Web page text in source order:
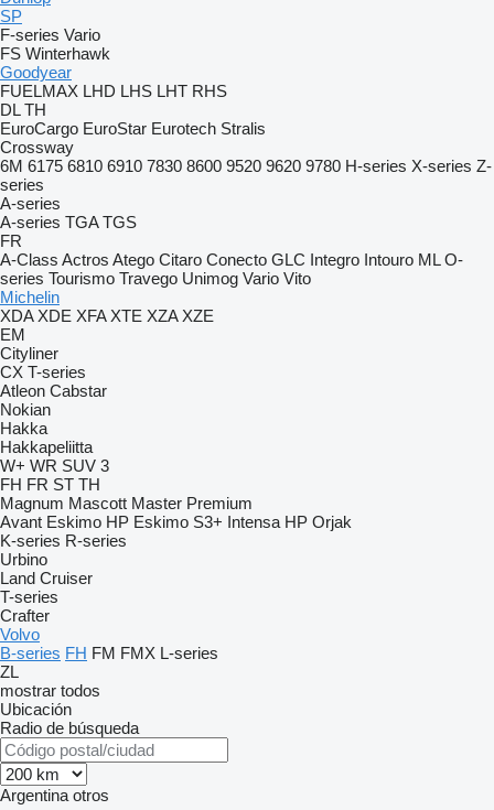
SP
F-series Vario
FS Winterhawk
Goodyear
FUELMAX LHD LHS LHT RHS
DL TH
EuroCargo EuroStar Eurotech Stralis
Crossway
6M 6175 6810 6910 7830 8600 9520 9620 9780 H-series X-series Z-
series
A-series
A-series TGA TGS
FR
A-Class Actros Atego Citaro Conecto GLC Integro Intouro ML O-
series Tourismo Travego Unimog Vario Vito
Michelin
XDA XDE XFA XTE XZA XZE
EM
Cityliner
CX T-series
Atleon Cabstar
Nokian
Hakka
Hakkapeliitta
W+ WR SUV 3
FH FR ST TH
Magnum Mascott Master Premium
Avant Eskimo HP Eskimo S3+ Intensa HP Orjak
K-series R-series
Urbino
Land Cruiser
T-series
Crafter
Volvo
B-series FH FM FMX L-series
ZL
mostrar todos
Ubicación
Radio de búsqueda
Argentina otros